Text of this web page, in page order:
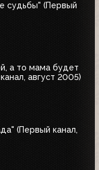
судьбы" (Первый
а то мама будет
август 2005)
(Первый канал,